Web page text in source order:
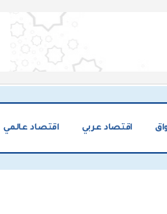
اقتصاد عربي اقتصاد عالمي